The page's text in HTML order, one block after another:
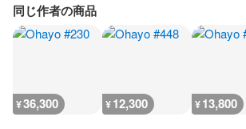
同じ作者の商品
¥36,300 ¥12,300 ¥13,800